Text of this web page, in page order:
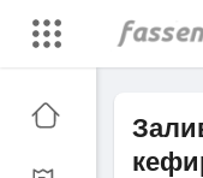
Download